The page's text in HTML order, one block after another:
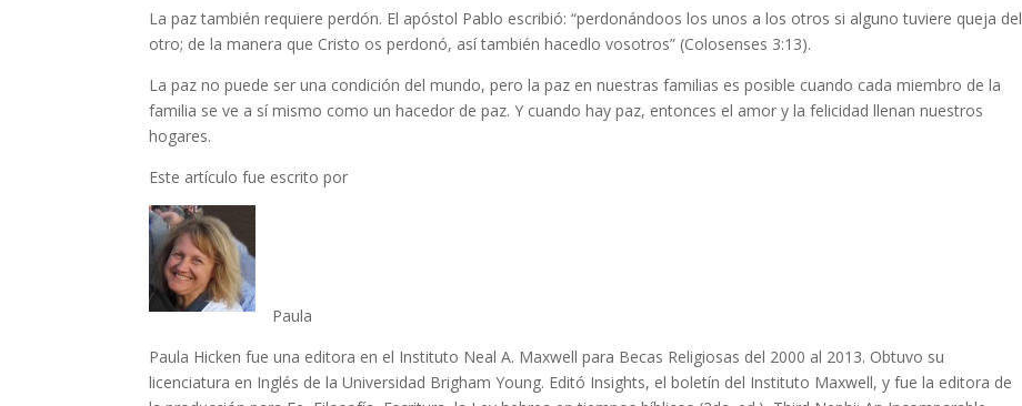
La paz también requiere perdón. El apóstol Pablo escribió: “perdonándoos los unos a los otros si alguno tuviere queja del
otro; de la manera que Cristo os perdonó, así también hacedlo vosotros” (Colosenses 3:13).
La paz no puede ser una condición del mundo, pero la paz en nuestras familias es posible cuando cada miembro de la
familia se ve a sí mismo como un hacedor de paz. Y cuando hay paz, entonces el amor y la felicidad llenan nuestros
hogares.
Este artículo fue escrito por
Paula
Paula Hicken fue una editora en el Instituto Neal A. Maxwell para Becas Religiosas del 2000 al 2013. Obtuvo su
licenciatura en Inglés de la Universidad Brigham Young. Editó Insights, el boletín del Instituto Maxwell, y fue la editora de